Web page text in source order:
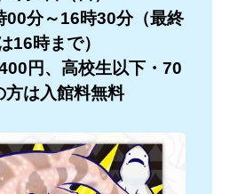
00分～16時30分（最終
16時まで）
円、高校生以下・70
方は入館料無料